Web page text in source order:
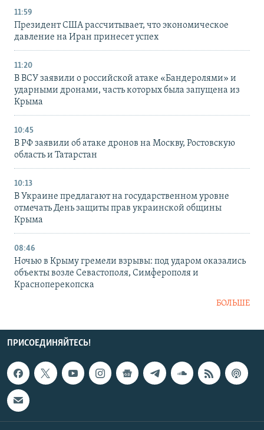
11:59
Президент США рассчитывает, что экономическое
давление на Иран принесет успех
11:20
В ВСУ заявили о российской атаке «Бандеролями» и
ударными дронами, часть которых была запущена из
Крыма
10:45
В РФ заявили об атаке дронов на Москву, Ростовскую
область и Татарстан
10:13
В Украине предлагают на государственном уровне
отмечать День защиты прав украинской общины
Крыма
08:46
Ночью в Крыму гремели взрывы: под ударом оказались
объекты возле Севастополя, Симферополя и
Красноперекопска
БОЛЬШЕ
ПРИСОЕДИНЯЙТЕСЬ!